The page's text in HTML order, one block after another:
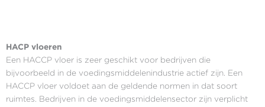
HACP vloeren
Een HACCP vloer is zeer geschikt voor bedrijven die
bijvoorbeeld in de voedingsmiddelenindustrie actief zijn. Een
HACCP vloer voldoet aan de geldende normen in dat soort
ruimtes. Bedrijven in de voedingsmiddelensector zijn verplicht